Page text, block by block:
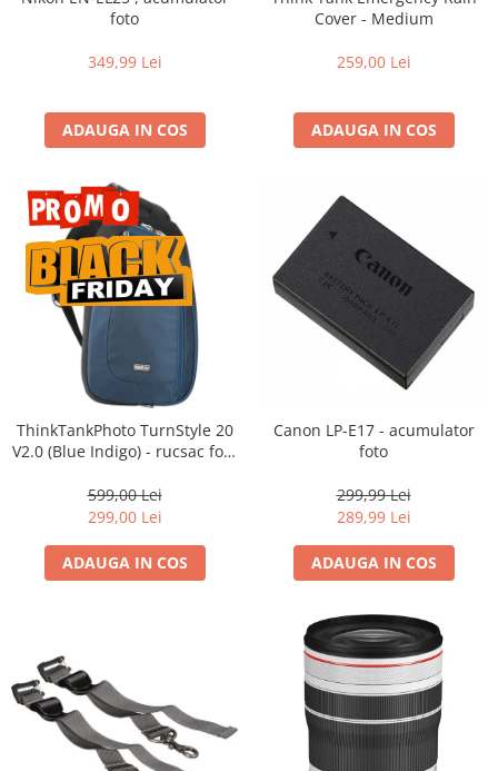
Accesorii diverse
foto
349,99 Lei
ADAUGA IN COS
Cover - Medium
259,00 Lei
ADAUGA IN COS
ThinkTankPhoto TurnStyle 20
V2.0 (Blue Indigo) - rucsac foto
599,00 Lei
299,00 Lei
ADAUGA IN COS
Canon LP-E17 - acumulator
foto
299,99 Lei
289,99 Lei
ADAUGA IN COS